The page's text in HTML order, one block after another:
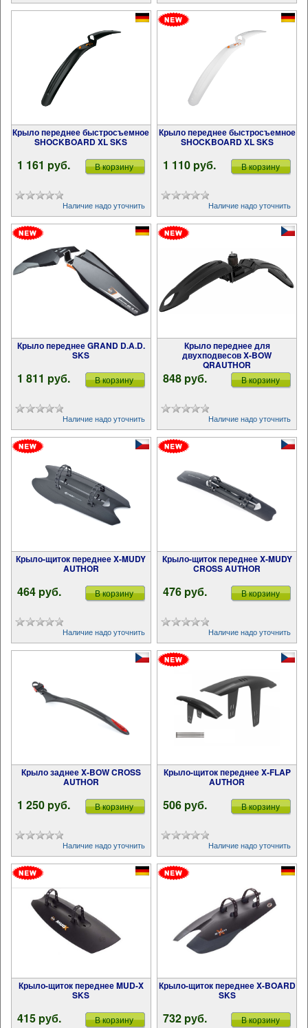
Крыло переднее быстросъемное
SHOCKBOARD XL SKS
1 161 pуб. В корзину
Наличие надо уточнить
Крыло переднее быстросъемное
SHOCKBOARD XL SKS
1 110 pуб. В корзину
Наличие надо уточнить
Крыло переднее GRAND D.A.D.
SKS
1 811 pуб. В корзину
Наличие надо уточнить
Крыло переднее для
двухподвесов X-BOW
QRAUTHOR
848 pуб. В корзину
Наличие надо уточнить
Крыло-щиток переднее X-MUDY
AUTHOR
464 pуб. В корзину
Наличие надо уточнить
Крыло-щиток переднее X-MUDY
CROSS AUTHOR
476 pуб. В корзину
Наличие надо уточнить
Крыло заднее X-BOW CROSS
AUTHOR
1 250 pуб. В корзину
Наличие надо уточнить
Крыло-щиток переднее X-FLAP
AUTHOR
506 pуб. В корзину
Наличие надо уточнить
Крыло-щиток переднее MUD-X
SKS
415 pуб. В корзину
Крыло-щиток переднее X-BOARD
SKS
732 pуб. В корзину